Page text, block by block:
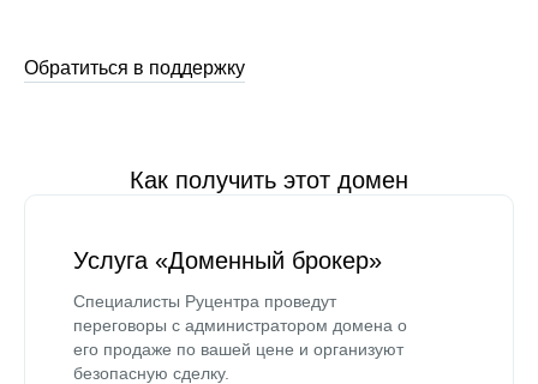
Обратиться в поддержку
Как получить этот домен
Услуга «Доменный брокер»
Специалисты Руцентра проведут
переговоры с администратором домена о
его продаже по вашей цене и организуют
безопасную сделку.